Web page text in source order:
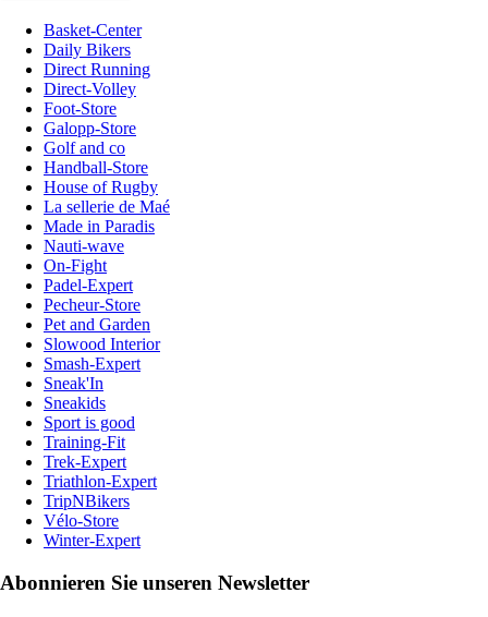
Basket-Center
Daily Bikers
Direct Running
Direct-Volley
Foot-Store
Galopp-Store
Golf and co
Handball-Store
House of Rugby
La sellerie de Maé
Made in Paradis
Nauti-wave
On-Fight
Padel-Expert
Pecheur-Store
Pet and Garden
Slowood Interior
Smash-Expert
Sneak'In
Sneakids
Sport is good
Training-Fit
Trek-Expert
Triathlon-Expert
TripNBikers
Vélo-Store
Winter-Expert
Abonnieren Sie unseren Newsletter